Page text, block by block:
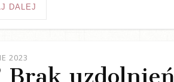
DALEJ
2023
Brak